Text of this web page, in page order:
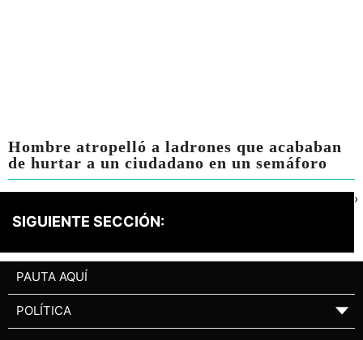
Hombre atropelló a ladrones que acababan
de hurtar a un ciudadano en un semáforo
SIGUIENTE SECCIÓN:
›
PAUTA AQUÍ
POLÍTICA ▼